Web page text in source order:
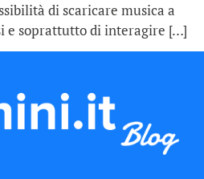
di scaricare musica a
e soprattutto di interagire […]